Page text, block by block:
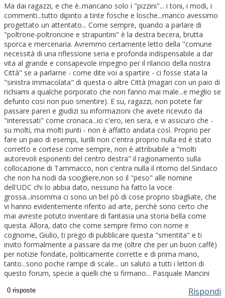
Ma dai ragazzi, e che è..mancano solo i "pizzini"... i toni, i modi, i
commenti...tutto dipinto a tinte fosche e losche...manco avessimo
progettato un attentato... Come sempre, quando a parlare di
"poltrone-poltroncine e strapuntini" è la destra becera, brutta
sporca e mercenaria. Avremmo certamente letto della "comune
necessità di una riflessione seria e profonda indispensabile a dar
vita al grande e consapevole impegno per il rilancio della nostra
Città" se a parlarne - come dite voi a spartire - ci fosse stata la
"sinistra immacolata" di questa o altre Città (magari con un paio di
richiami a qualche porporato che non fanno mai male...e meglio se
defunto cosi non puo smentire). E su, ragazzi, non potete far
passare pareri e giudizi su informazioni che avete ricevuto da
"interessati" come cronaca...io c'ero, ieri sera, e vi assicuro che -
su molti, ma molti punti - non è affatto andata così. Proprio per
fare un paio di esempi, Iurilli non c'entra proprio nulla ed è stato
corretto e cortese come sempre, non è attribuibile a "molti
autorevoli esponenti del centro destra" il ragionamento sulla
collocazione di Tammacco, non c'entra nulla il ritorno del Sindaco
che non ha nodi da sciogliere,non so il "peso" alle nomine
dell'UDC chi lo abbia dato, nessuno ha fatto la voce
grossa...insomma ci sono un bel pò di cose proprio sbagliate, che
vi hanno evidentemente riferito ad arte, perchè sono certo che
mai avreste potuto inventare di fantasia una storia bella come
questa. Allora, dato che come sempre firmo con nome e
cognome, Giulio, ti prego di pubblicare questa "smentita" e ti
invito formalmente a passare da me (oltre che per un buon caffè)
per notizie fondate, politicamente corrette e di prima mano,
tanto...sono poche rampe di scale... un saluto a tutti i lettori di
questo forum, specie a quelli che si firmano... Pasquale Mancini
Rispondi